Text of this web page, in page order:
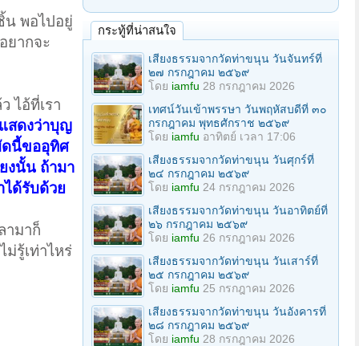
น พอไปอยู่
ยากจะ
ไอ้ที่เรา
สดงว่าบุญ
ดนี้ขออุทิศ
งนั้น ถ้ามา
ได้รับด้วย
ามาก็
รู้เท่าไหร่
กระทู้ที่น่าสนใจ
เสียงธรรมจากวัดท่าขนุน วันจันทร์ที่
๒๗ กรกฎาคม ๒๕๖๙
โดย iamfu 28 กรกฎาคม 2026
เทศน์วันเข้าพรรษา วันพฤหัสบดีที่ ๓๐
กรกฎาคม พุทธศักราช ๒๕๖๙
โดย iamfu อาทิตย์ เวลา 17:06
เสียงธรรมจากวัดท่าขนุน วันศุกร์ที่
๒๔ กรกฎาคม ๒๕๖๙
โดย iamfu 24 กรกฎาคม 2026
เสียงธรรมจากวัดท่าขนุน วันอาทิตย์ที่
๒๖ กรกฎาคม ๒๕๖๙
โดย iamfu 26 กรกฎาคม 2026
เสียงธรรมจากวัดท่าขนุน วันเสาร์ที่
๒๕ กรกฎาคม ๒๕๖๙
โดย iamfu 25 กรกฎาคม 2026
เสียงธรรมจากวัดท่าขนุน วันอังคารที่
๒๘ กรกฎาคม ๒๕๖๙
โดย iamfu 28 กรกฎาคม 2026